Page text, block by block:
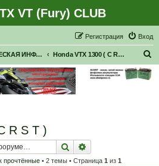
VT (Fury) CLUB
Вход
Регистрация
ТЕХНИЧЕСКАЯ ИНФОРМАЦИЯ ПО МОТОЦИКЛАМ HONDA серии VTX Honda VTX 1300 ( C R S T )
R S T )
Поиск
прочтённые• 2 темы • Страница 1 из 1